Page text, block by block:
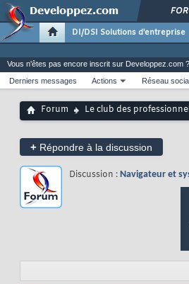
DI/DSI Solutions d'entreprise
Vous n'êtes pas encore inscrit sur Developpez.com ?
Derniers messages
Actions Réseau
Forum Le club des
+ Répondre à la discussion
Discussion : Navigateur et